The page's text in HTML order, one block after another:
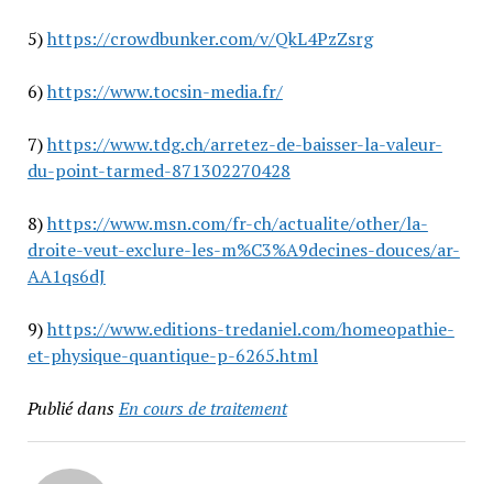
5)https://crowdbunker.com/v/QkL4PzZsrg
6)https://www.tocsin-media.fr/
7)https://www.tdg.ch/arretez-de-baisser-la-valeur-
du-point-tarmed-871302270428
8)https://www.msn.com/fr-ch/actualite/other/la-
droite-veut-exclure-les-m%C3%A9decines-douces/ar-
AA1qs6dJ
9)https://www.editions-tredaniel.com/homeopathie-
et-physique-quantique-p-6265.html
Publié dansEn cours de traitement